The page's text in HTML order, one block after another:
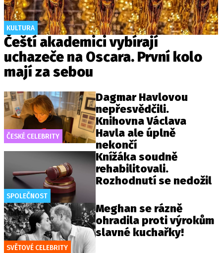
KULTURA
Čeští akademici vybírají
uchazeče na Oscara. První kolo
mají za sebou
ČESKÉ CELEBRITY
Dagmar Havlovou
nepřesvědčili.
Knihovna Václava
Havla ale úplně
nekončí
SPOLEČNOST
Knížáka soudně
rehabilitovali.
Rozhodnutí se nedožil
SVĚTOVÉ CELEBRITY
Meghan se rázně
ohradila proti výrokům
slavné kuchařky!